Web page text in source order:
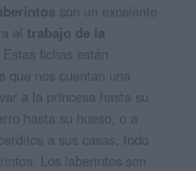
son un excelente
el trabajo de la
. Estas fichas están
que nos cuentan una
a la princesa hasta su
hasta su hueso, o a
a sus casas, todo
Los laberintos son